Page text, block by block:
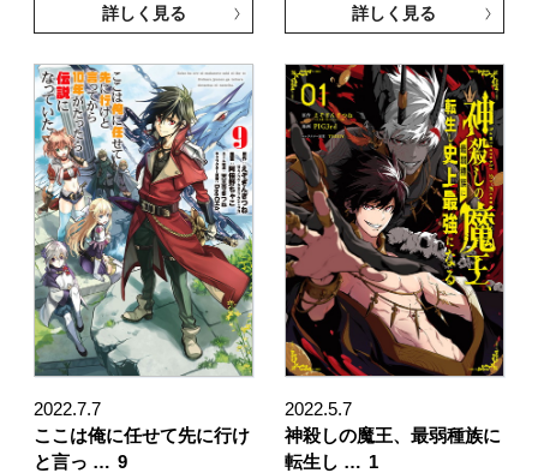
詳しく見る 詳しく見る
2022.7.7
ここは俺に任せて先に行け
と言っ … 9
2022.5.7
神殺しの魔王、最弱種族に
転生し … 1